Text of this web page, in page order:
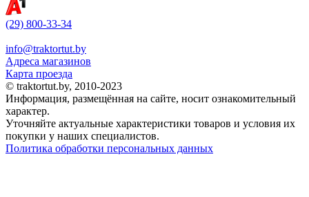
(29) 800-33-34
info@traktortut.by
Адреса магазинов
Карта проезда
© traktortut.by, 2010-2023
Информация, размещённая на сайте, носит ознакомительный
характер.
Уточняйте актуальные характеристики товаров и условия их
покупки у наших специалистов.
Политика обработки персональных данных